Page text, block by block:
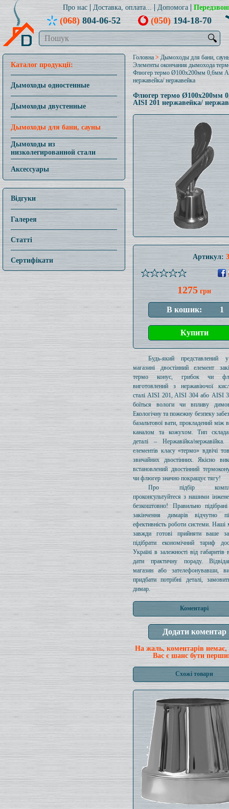
Про нас Доставка, оплата... Допомога
(068)804-06-52 (050)194-18-70
🔍
Каталог продукції:
Дымоходы одностенные
Дымоходы двустенные
Дымоходы для бани, сауны
Дымоходы из
низколегированной стали
Аксессуары
Відгуки
Галерея
Статті
Сертифікати
Головна > Дымоходы для бани,
Элементы окончания дымохода
Флюгер термо Ø100x200мм 0,6мм
нержавейка/ нержавейка
Флюгер термо Ø100x200мм
AISI 201 нержавейка/
Артикул:
1275 грн
Будь-який представлений
магазині двостінний елемент
термо конус, грибок чи
виготовлений з нержавіючої
сталі AISI 201, AISI 304 або AISI
боїться вологи чи впливу
Екологічну та пожежну безпеку
базальтової вати, прокладений між
каналом та кожухом. Тип
деталі – Нержавійка/
елементів класу «термо» вдвічі
звичайних двостінних. Якісно
встановлений двостінний
чи флюгер значно покращує тягу!
Про підбір
проконсультуйтеся з нашими
безкоштовно! Правильно
закінчення димарів відчутно
ефективність роботи системи. Наші
завжди готові прийняти ваше
підібрати економічний тариф
Україні в залежності від габаритів
дати практичну пораду.
магазин або зателефонувавши,
придбати потрібні деталі,
димар.
Коментарі
На жаль, коментарів немає,
Вас є шанс бути
Схожі товари